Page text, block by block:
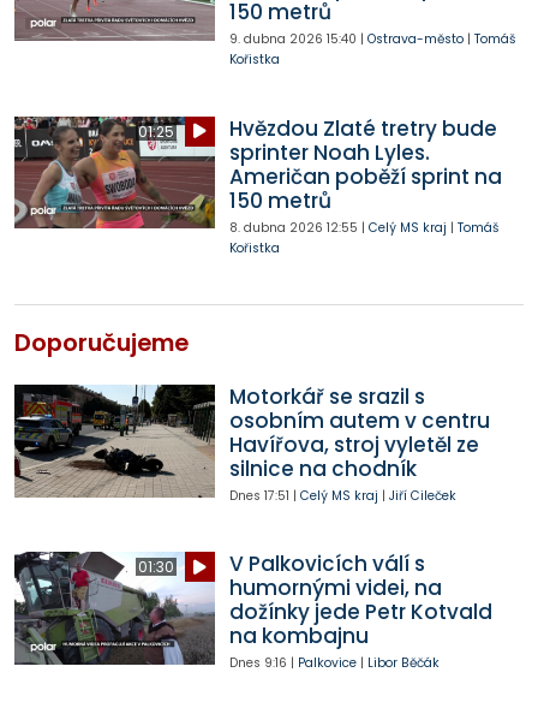
150 metrů
9. dubna 2026 15:40 | Ostrava-město| Tomáš
Kořistka
01:25
Hvězdou Zlaté tretry bude
sprinter Noah Lyles.
Američan poběží sprint na
150 metrů
8. dubna 2026 12:55 | Celý MS kraj | Tomáš
Kořistka
Doporučujeme
Motorkář se srazil s
osobním autem v centru
Havířova, stroj vyletěl ze
silnice na chodník
Dnes 17:51 | Celý MS kraj | Jiří Cileček
01:30
V Palkovicích válí s
humornými videi, na
dožínky jede Petr Kotvald
na kombajnu
Dnes 9:16 | Palkovice| Libor Běčák